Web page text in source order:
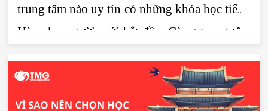
trung tâm nào uy tín có những khóa học tiếng
Hàn cho người mới bắt đầu. Cùng trung tâm
bài viết dưới đây.